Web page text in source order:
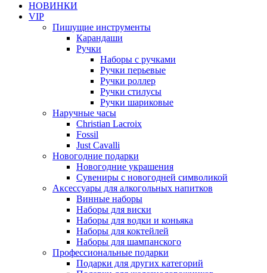
НОВИНКИ
VIP
Пишущие инструменты
Карандаши
Ручки
Наборы с ручками
Ручки перьевые
Ручки роллер
Ручки стилусы
Ручки шариковые
Наручные часы
Christian Lacroix
Fossil
Just Cavalli
Новогодние подарки
Новогодние украшения
Сувениры с новогодней символикой
Аксессуары для алкогольных напитков
Винные наборы
Наборы для виски
Наборы для водки и коньяка
Наборы для коктейлей
Наборы для шампанского
Профессиональные подарки
Подарки для других категорий